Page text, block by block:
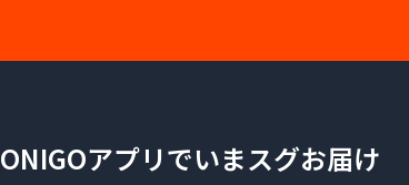
ONIGOアプリでいまスグお届け